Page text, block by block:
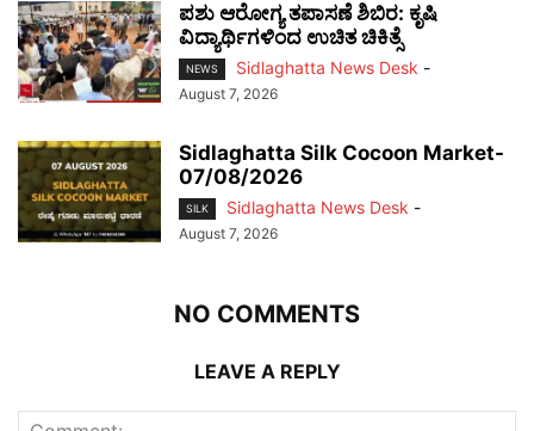
ಪಶು ಆರೋಗ್ಯ ತಪಾಸಣೆ ಶಿಬಿರ: ಕೃಷಿ
ವಿದ್ಯಾರ್ಥಿಗಳಿಂದ ಉಚಿತ ಚಿಕಿತ್ಸೆ
NEWS Sidlaghatta News Desk -
August 7, 2026
Sidlaghatta Silk Cocoon Market-
07/08/2026
SILK Sidlaghatta News Desk -
August 7, 2026
NO COMMENTS
LEAVE A REPLY